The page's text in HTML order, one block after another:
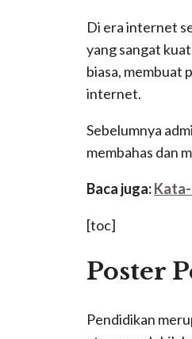
Di era internet
yang sangat
biasa, membuat
internet.
Sebelumnya
membahas dan
Baca juga:
[toc]
Poster
Pendidikan